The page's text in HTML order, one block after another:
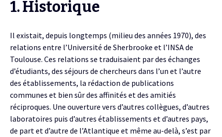
1. Historique
Il existait, depuis longtemps (milieu des années 1970), des
relations entre l’Université de Sherbrooke et l’INSA de
Toulouse. Ces relations se traduisaient par des échanges
d’étudiants, des séjours de chercheurs dans l’un et l’autre
des établissements, la rédaction de publications
communes et bien sûr des affinités et des amitiés
réciproques. Une ouverture vers d’autres collègues, d’autres
laboratoires puis d’autres établissements et d’autres pays,
de part et d’autre de l’Atlantique et même au-delà, s’est par